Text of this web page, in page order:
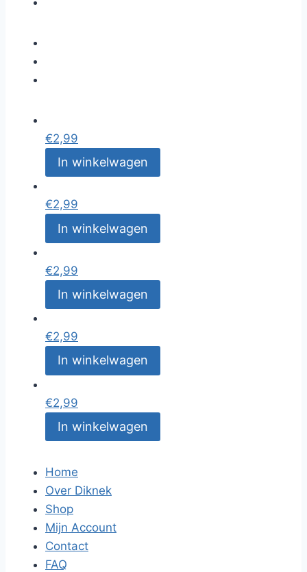
€2,99
In winkelwagen
€2,99
In winkelwagen
€2,99
In winkelwagen
€2,99
In winkelwagen
€2,99
In winkelwagen
Home
Over Diknek
Shop
Mijn Account
Contact
FAQ